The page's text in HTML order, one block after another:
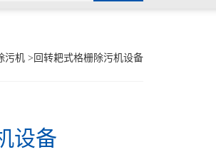
污机 >回转耙式格栅除污机设备
设备